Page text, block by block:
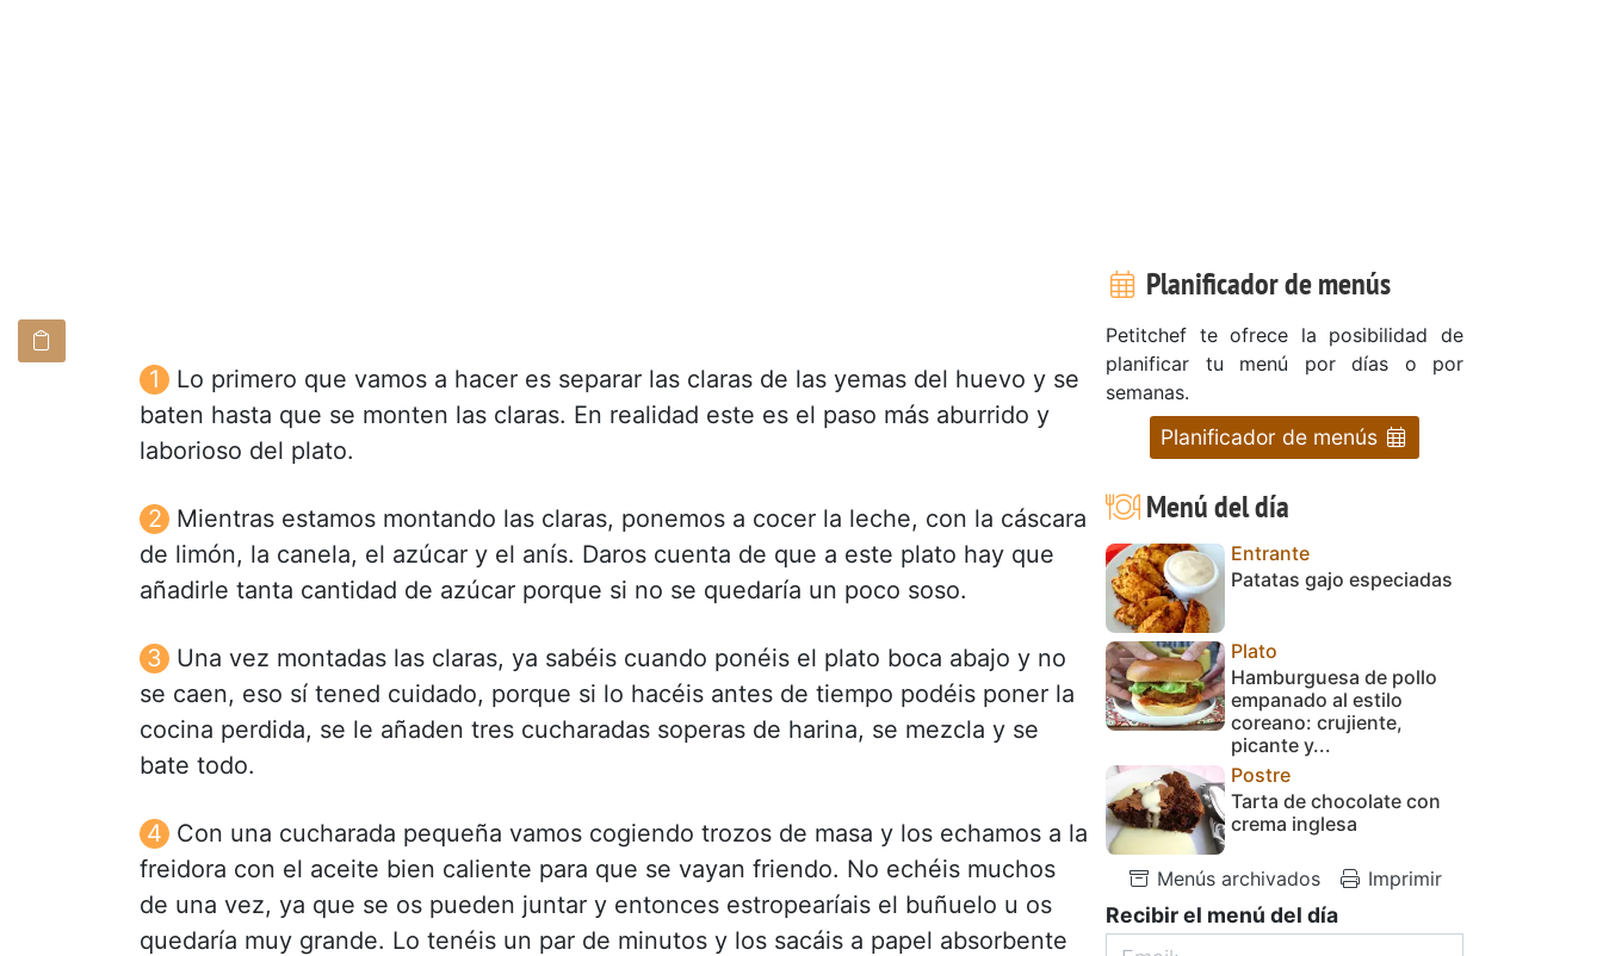
Lo primero que vamos a hacer es separar las claras de las yemas del huevo y se
baten hasta que se monten las claras. En realidad este es el paso más aburrido y
laborioso del plato.
Mientras estamos montando las claras, ponemos a cocer la leche, con la cáscara
de limón, la canela, el azúcar y el anís. Daros cuenta de que a este plato hay que
añadirle tanta cantidad de azúcar porque si no se quedaría un poco soso.
Una vez montadas las claras, ya sabéis cuando ponéis el plato boca abajo y no
se caen, eso sí tened cuidado, porque si lo hacéis antes de tiempo podéis poner la
cocina perdida, se le añaden tres cucharadas soperas de harina, se mezcla y se
bate todo.
Con una cucharada pequeña vamos cogiendo trozos de masa y los echamos a la
freidora con el aceite bien caliente para que se vayan friendo. No echéis muchos
de una vez, ya que se os pueden juntar y entonces estropearíais el buñuelo u os
quedaría muy grande. Lo tenéis un par de minutos y los sacáis a papel absorbente
Planificador de menús
Petitchef te ofrece la posibilidad de
planificar tu menú por días o por
semanas.
Planificador de menús
Menú del día
Entrante
Patatas gajo especiadas
Plato
Hamburguesa de pollo
empanado al estilo
coreano: crujiente,
picante y...
Postre
Tarta de chocolate con
crema inglesa
Menús archivados Imprimir
Recibir el menú del día